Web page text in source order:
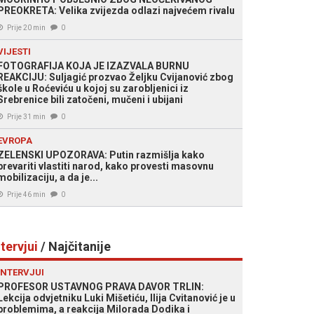
Velika zvijezda odlazi najvećem rivalu
Prije 20 min 0
KOJA JE IZAZVALA BURNU
Suljagić prozvao Željku Cvijanović zbog
u Roćeviću u kojoj su zarobljenici iz
bili zatočeni, mučeni i ubijani
Prije 31 min 0
UPOZORAVA: Putin razmišlja kako
vlastiti narod, kako provesti masovnu
a da je...
Prije 46 min 0
/ Najčitanije
USTAVNOG PRAVA DAVOR TRLIN:
odvjetniku Luki Mišetiću, Ilija Cvitanović je u
a reakcija Milorada Dodika i